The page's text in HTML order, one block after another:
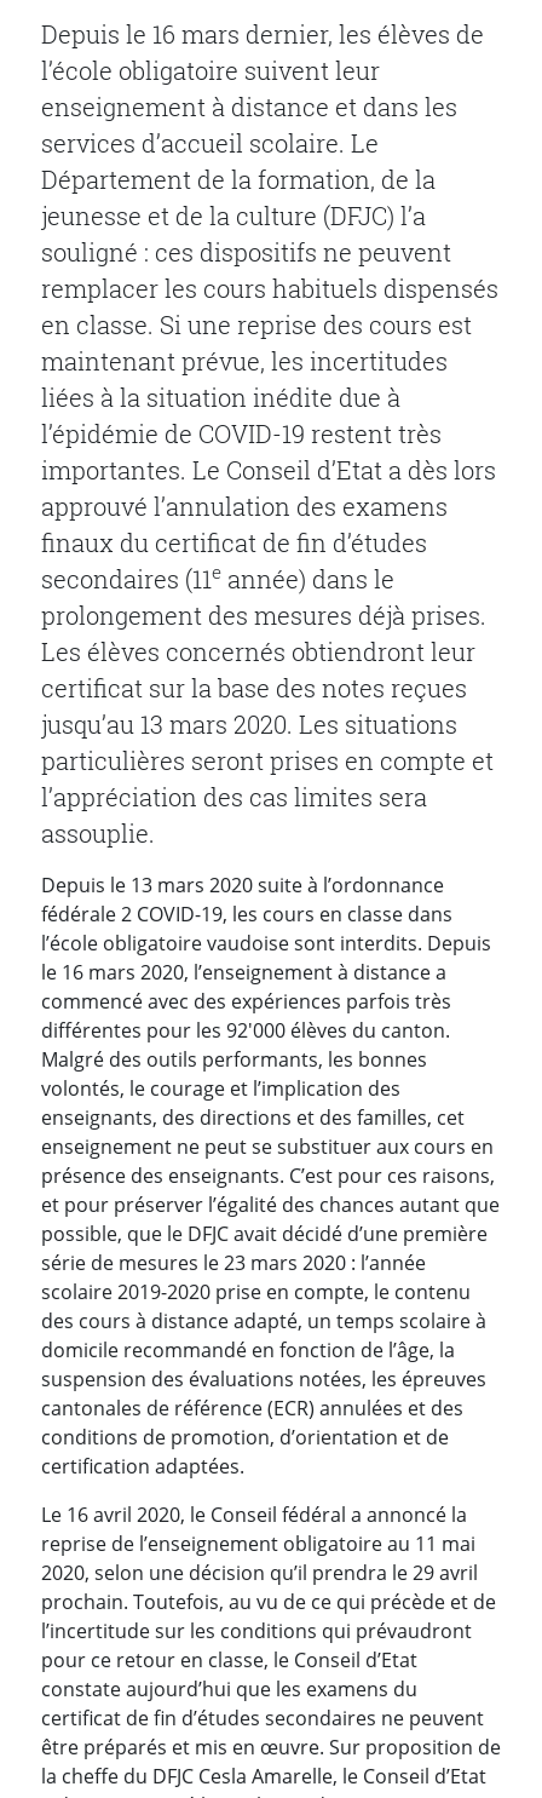
Depuis le 16 mars dernier, les élèves de
l’école obligatoire suivent leur
enseignement à distance et dans les
services d’accueil scolaire. Le
Département de la formation, de la
jeunesse et de la culture (DFJC) l’a
souligné : ces dispositifs ne peuvent
remplacer les cours habituels dispensés
en classe. Si une reprise des cours est
maintenant prévue, les incertitudes
liées à la situation inédite due à
l’épidémie de COVID-19 restent très
importantes. Le Conseil d’Etat a dès lors
approuvé l’annulation des examens
finaux du certificat de fin d’études
secondaires (11e année) dans le
prolongement des mesures déjà prises.
Les élèves concernés obtiendront leur
certificat sur la base des notes reçues
jusqu’au 13 mars 2020. Les situations
particulières seront prises en compte et
l’appréciation des cas limites sera
assouplie.
Depuis le 13 mars 2020 suite à l’ordonnance
fédérale 2 COVID-19, les cours en classe dans
l’école obligatoire vaudoise sont interdits. Depuis
le 16 mars 2020, l’enseignement à distance a
commencé avec des expériences parfois très
différentes pour les 92'000 élèves du canton.
Malgré des outils performants, les bonnes
volontés, le courage et l’implication des
enseignants, des directions et des familles, cet
enseignement ne peut se substituer aux cours en
présence des enseignants. C’est pour ces raisons,
et pour préserver l’égalité des chances autant que
possible, que le DFJC avait décidé d’une première
série de mesures le 23 mars 2020 : l’année
scolaire 2019-2020 prise en compte, le contenu
des cours à distance adapté, un temps scolaire à
domicile recommandé en fonction de l’âge, la
suspension des évaluations notées, les épreuves
cantonales de référence (ECR) annulées et des
conditions de promotion, d’orientation et de
certification adaptées.
Le 16 avril 2020, le Conseil fédéral a annoncé la
reprise de l’enseignement obligatoire au 11 mai
2020, selon une décision qu’il prendra le 29 avril
prochain. Toutefois, au vu de ce qui précède et de
l’incertitude sur les conditions qui prévaudront
pour ce retour en classe, le Conseil d’Etat
constate aujourd’hui que les examens du
certificat de fin d’études secondaires ne peuvent
être préparés et mis en œuvre. Sur proposition de
la cheffe du DFJC Cesla Amarelle, le Conseil d’Etat